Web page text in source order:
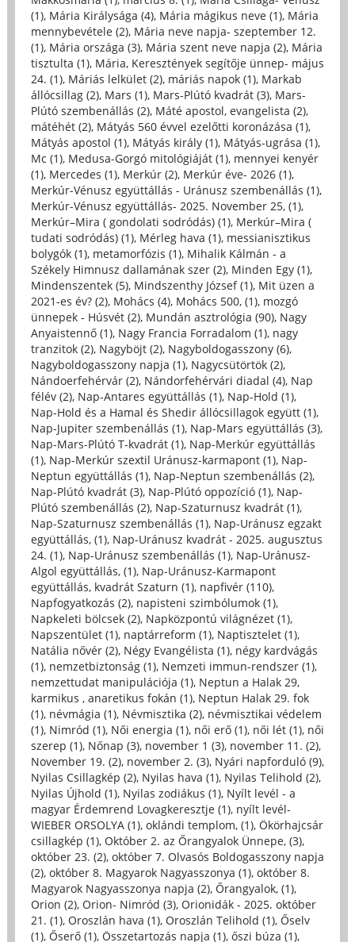
(1), Mária Királysága (4), Mária mágikus neve (1), Mária
mennybevétele (2), Mária neve napja- szeptember 12.
(1), Mária országa (3), Mária szent neve napja (2), Mária
tisztulta (1), Mária, Keresztények segítője ünnep- május
24. (1), Máriás lelkület (2), máriás napok (1), Markab
állócsillag (2), Mars (1), Mars-Plútó kvadrát (3), Mars-
Plútó szembenállás (2), Máté apostol, evangelista (2),
mátéhét (2), Mátyás 560 évvel ezelőtti koronázása (1),
Mátyás apostol (1), Mátyás király (1), Mátyás-ugrása (1),
Mc (1), Medusa-Gorgó mitológiáját (1), mennyei kenyér
(1), Mercedes (1), Merkúr (2), Merkúr éve- 2026 (1),
Merkúr-Vénusz együttállás - Uránusz szembenállás (1),
Merkúr-Vénusz együttállás- 2025. November 25, (1),
Merkúr–Mira ( gondolati sodródás) (1), Merkúr–Mira (
tudati sodródás) (1), Mérleg hava (1), messianisztikus
bolygók (1), metamorfózis (1), Mihalik Kálmán - a
Székely Himnusz dallamának szer (2), Minden Egy (1),
Mindenszentek (5), Mindszenthy József (1), Mit üzen a
2021-es év? (2), Mohács (4), Mohács 500, (1), mozgó
ünnepek - Húsvét (2), Mundán asztrológia (90), Nagy
Anyaistennő (1), Nagy Francia Forradalom (1), nagy
tranzitok (2), Nagyböjt (2), Nagyboldogasszony (6),
Nagyboldogasszony napja (1), Nagycsütörtök (2),
Nándoerfehérvár (2), Nándorfehérvári diadal (4), Nap
félév (2), Nap-Antares együttállás (1), Nap-Hold (1),
Nap-Hold és a Hamal és Shedir állócsillagok együtt (1),
Nap-Jupiter szembenállás (1), Nap-Mars együttállás (3),
Nap-Mars-Plútó T-kvadrát (1), Nap-Merkúr együttállás
(1), Nap-Merkúr szextil Uránusz-karmapont (1), Nap-
Neptun együttállás (1), Nap-Neptun szembenállás (2),
Nap-Plútó kvadrát (3), Nap-Plútó oppozíció (1), Nap-
Plútó szembenállás (2), Nap-Szaturnusz kvadrát (1),
Nap-Szaturnusz szembenállás (1), Nap-Uránusz egzakt
együttállás, (1), Nap-Uránusz kvadrát - 2025. augusztus
24. (1), Nap-Uránusz szembenállás (1), Nap-Uránusz-
Algol együttállás, (1), Nap-Uránusz-Karmapont
együttállás, kvadrát Szaturn (1), napfivér (110),
Napfogyatkozás (2), napisteni szimbólumok (1),
Napkeleti bölcsek (2), Napközpontú világnézet (1),
Napszentület (1), naptárreform (1), Naptisztelet (1),
Natália nővér (2), Négy Evangélista (1), négy kardvágás
(1), nemzetbiztonság (1), Nemzeti immun-rendszer (1),
nemzettudat manipulációja (1), Neptun a Halak 29,
karmikus , anaretikus fokán (1), Neptun Halak 29. fok
(1), névmágia (1), Névmisztika (2), névmisztikai védelem
(1), Nimród (1), Női energia (1), női erő (1), női lét (1), női
szerep (1), Nőnap (3), november 1 (3), november 11. (2),
November 19. (2), november 2. (3), Nyári napforduló (9),
Nyilas Csillagkép (2), Nyilas hava (1), Nyilas Telihold (2),
Nyilas Újhold (1), Nyilas zodiákus (1), Nyílt levél - a
magyar Érdemrend Lovagkeresztje (1), nyílt levél-
WIEBER ORSOLYA (1), oklándi templom, (1), Ökörhajcsár
csillagkép (1), Október 2. az Őrangyalok Ünnepe, (3),
október 23. (2), október 7. Olvasós Boldogasszony napja
(2), október 8. Magyarok Nagyasszonya (1), október 8.
Magyarok Nagyasszonya napja (2), Őrangyalok, (1),
Orion (2), Orion- Nimród (3), Orionidák - 2025. október
21. (1), Oroszlán hava (1), Oroszlán Telihold (1), Őselv
(1), Őserő (1), Összetartozás napja (1), őszi búza (1),